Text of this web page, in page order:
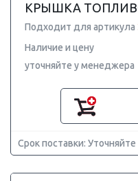
КРЫШКА
Подходит для артикула
Наличие и цену
уточняйте у менеджера
Срок поставки: